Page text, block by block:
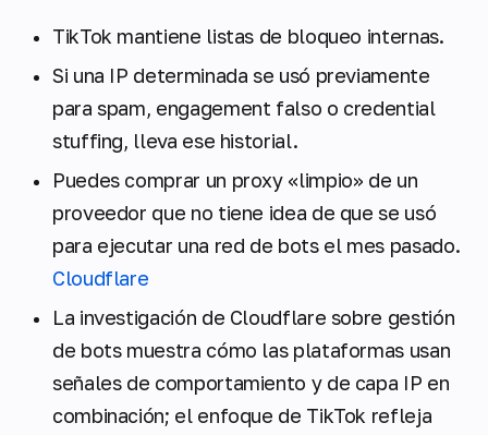
TikTok mantiene listas de bloqueo internas.
Si una IP determinada se usó previamente
para spam, engagement falso o credential
stuffing, lleva ese historial.
Puedes comprar un proxy «limpio» de un
proveedor que no tiene idea de que se usó
para ejecutar una red de bots el mes pasado.
Cloudflare
La investigación de Cloudflare sobre gestión
de bots muestra cómo las plataformas usan
señales de comportamiento y de capa IP en
combinación; el enfoque de TikTok refleja